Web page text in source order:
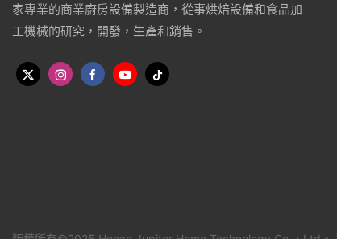
家專業的商業廚房設備製造商，從事烘焙設備和食品加
工機械的研究，開發，生產和銷售。